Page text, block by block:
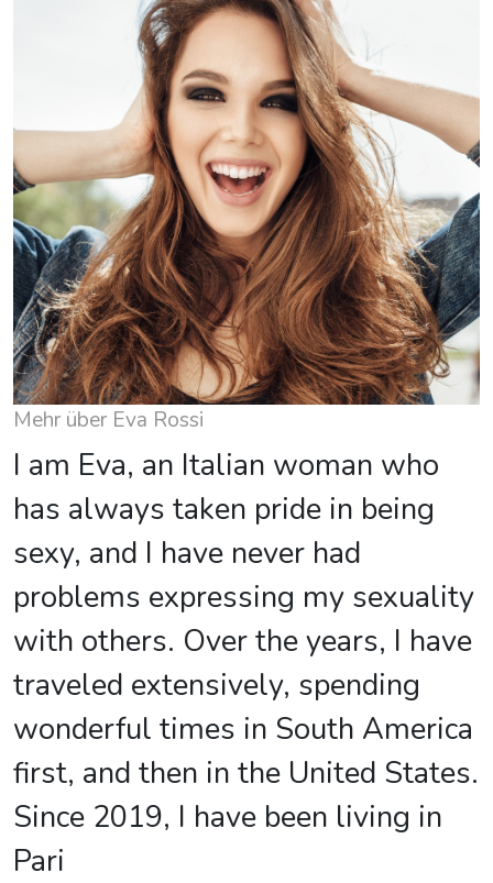
Mehr über Eva Rossi
I am Eva, an Italian woman who
has always taken pride in being
sexy, and I have never had
problems expressing my sexuality
with others. Over the years, I have
traveled extensively, spending
wonderful times in South America
first, and then in the United States.
Since 2019, I have been living in
Pari